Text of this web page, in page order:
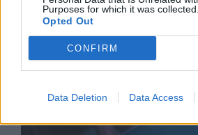
Purposes for which it was collected.
Opted Out
CONFIRM
Data Deletion Data Access
Астронавти на NASA
открития космос
07.08.2026 / 15:00